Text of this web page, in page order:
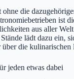
ohne die
ist
aus aller
lädt dazu ein,
die
jeden etwas dabei